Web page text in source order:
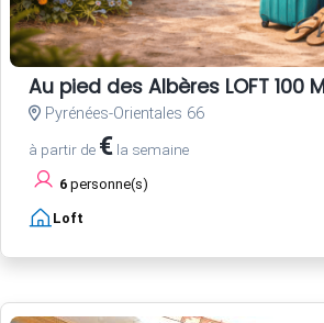
Au pied des Albères LOFT
Pyrénées-Orientales 66
à partir de € la semaine
6 personne(s)
Loft